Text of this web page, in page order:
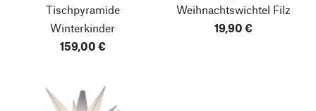
Tischpyramide
Winterkinder
159,00 €
Weihnachtswichtel Filz
19,90 €